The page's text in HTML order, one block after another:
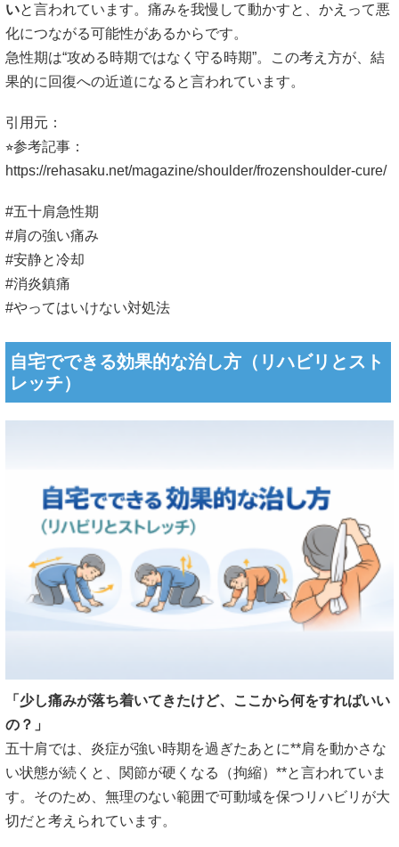
いと言われています。痛みを我慢して動かすと、かえって悪
化につながる可能性があるからです。
急性期は“攻める時期ではなく守る時期”。この考え方が、結
果的に回復への近道になると言われています。
引用元：
⭐︎参考記事：
https://rehasaku.net/magazine/shoulder/frozenshoulder-cure/
#五十肩急性期
#肩の強い痛み
#安静と冷却
#消炎鎮痛
#やってはいけない対処法
自宅でできる効果的な治し方（リハビリとスト
レッチ）
「少し痛みが落ち着いてきたけど、ここから何をすればいい
の？」
五十肩では、炎症が強い時期を過ぎたあとに**肩を動かさな
い状態が続くと、関節が硬くなる（拘縮）**と言われていま
す。そのため、無理のない範囲で可動域を保つリハビリが大
切だと考えられています。